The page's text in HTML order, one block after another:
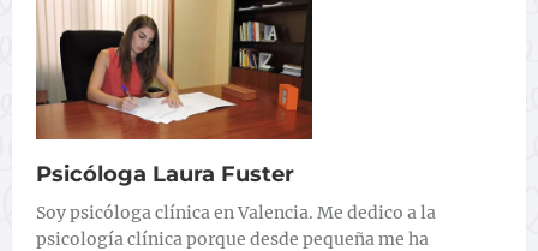
Psicóloga Laura Fuster
Soy psicóloga clínica en Valencia. Me dedico a la
psicología clínica porque desde pequeña me ha